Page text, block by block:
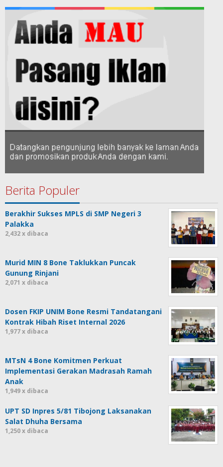
Berita Populer
Berakhir Sukses MPLS di SMP Negeri 3
Palakka
2,432 x dibaca
Murid MIN 8 Bone Taklukkan Puncak
Gunung Rinjani
2,071 x dibaca
Dosen FKIP UNIM Bone Resmi Tandatangani
Kontrak Hibah Riset Internal 2026
1,977 x dibaca
MTsN 4 Bone Komitmen Perkuat
Implementasi Gerakan Madrasah Ramah
Anak
1,949 x dibaca
UPT SD Inpres 5/81 Tibojong Laksanakan
Salat Dhuha Bersama
1,250 x dibaca